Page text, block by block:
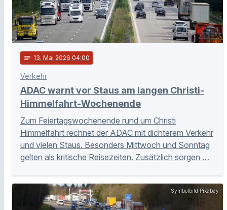
notes 13. Mai 2026 04:00
Verkehr
ADAC warnt vor Staus am langen Christi-
Himmelfahrt-Wochenende
Zum Feiertagswochenende rund um Christi
Himmelfahrt rechnet der ADAC mit dichterem Verkehr
und vielen Staus. Besonders Mittwoch und Sonntag
gelten als kritische Reisezeiten. Zusätzlich sorgen …
Symbolbild Pixabay